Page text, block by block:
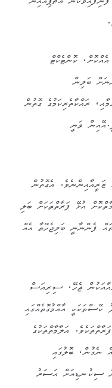
ކޮންޓެކްޓް
ބަލިން
ރައްކާތެރިކަމުގެ ގޮތުން
ވަނީ
ޒަރީއާއިންނެވެ. އެގޮތުން
އުޅޭ ފަރާތްތަކަށް ބަލި
ފެންނާނީ ބަލިޖެހޭތާ އެއް
ޖެހޭ، ސިރިއަސް
ކޭސްތަކަކީ އާއްމުގޮތެއްގައި
އަލާމާތްތަކުގެ
ނެގުން، ބޮލުގައި
ސިކުނޑިއަށް އަސަރު